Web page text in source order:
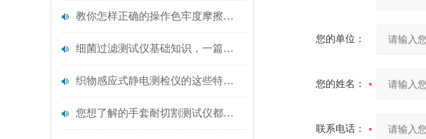
教你怎样正确的操作色牢度摩擦测试机
细菌过滤测试仪基础知识，一篇搞定
织物感应式静电测检仪的这些特点很少有人都知道
您想了解的手套耐切割测试仪都在这里了
您的单位：
您的姓名：
联系电话：